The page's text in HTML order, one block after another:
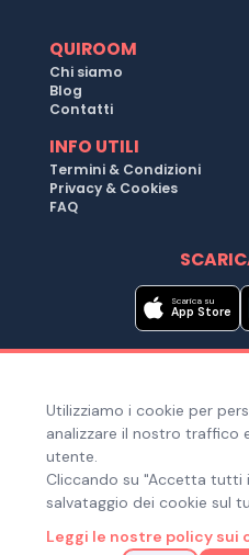
QUIROOM
Chi siamo
Blog
Contatti
INFO UTILI
Termini & Condizioni
Privacy & Cookies
FAQ
Scarica su
App Store
Hai
Laura Bassi Veratti 1, 40137,
Utilizziamo i cookie per
analizzare il nostro traffico
utente.
Cliccando su "Accetta tutti
salvataggio dei cookie sul
Leggi le nostre policy sui